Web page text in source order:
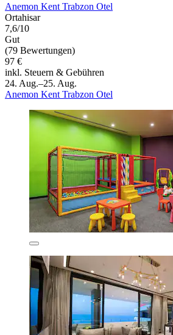
Anemon Kent Trabzon Otel
Ortahisar
7,6/10
Gut
(79 Bewertungen)
97 €
inkl. Steuern & Gebühren
24. Aug.–25. Aug.
Anemon Kent Trabzon Otel